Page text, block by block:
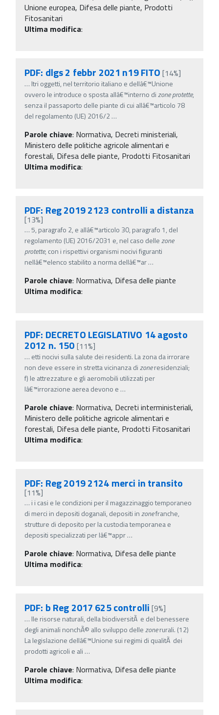
Unione europea, Difesa delle piante, Prodotti
Fitosanitari
Ultima modifica:
PDF: dlgs 2 febbr 2021 n19 FITO [14%]
… ltri oggetti, nel territorio italiano e dellâ€™Unione
ovvero le introduce o sposta allâ€™interno dizoneprotette,
senza il passaporto delle piante di cui allâ€™articolo 78
del regolamento (UE) 2016/2…
Parole chiave: Normativa, Decreti ministeriali,
Ministero delle politiche agricole alimentari e
forestali, Difesa delle piante, Prodotti Fitosanitari
Ultima modifica:
PDF: Reg 2019 2123 controlli a distanza
[13%]
…5, paragrafo 2, e allâ€™articolo 30, paragrafo 1, del
regolamento (UE) 2016/2031 e, nel caso dellezone
protette, con i rispettivi organismi nocivi figuranti
nellâ€™elenco stabilito a norma dellâ€™ar…
Parole chiave: Normativa, Difesa delle piante
Ultima modifica:
PDF: DECRETO LEGISLATIVO 14 agosto
2012 n. 150 [11%]
… etti nocivi sulla salute dei residenti. La zona da irrorare
non deve essere in stretta vicinanza dizoneresidenziali;
f) le attrezzature e gli aeromobili utilizzati per
lâ€™irrorazione aerea devono e …
Parole chiave: Normativa, Decreti interministeriali,
Ministero delle politiche agricole alimentari e
forestali, Difesa delle piante, Prodotti Fitosanitari
Ultima modifica:
PDF: Reg 2019 2124 merci in transito
[11%]
… i i casi e le condizioni per il magazzinaggio temporaneo
di merci in depositi doganali, depositi inzonefranche,
strutture di deposito per la custodia temporanea e
depositi specializzati per lâ€™appr…
Parole chiave: Normativa, Difesa delle piante
Ultima modifica:
PDF: b Reg 2017 625 controlli [9%]
… lle risorse naturali, della biodiversitÃ e del benessere
degli animali nonchÃ© allo sviluppo dellezonerurali. (12)
La legislazione dellâ€™Unione sui regimi di qualitÃ dei
prodotti agricoli e ali …
Parole chiave: Normativa, Difesa delle piante
Ultima modifica: